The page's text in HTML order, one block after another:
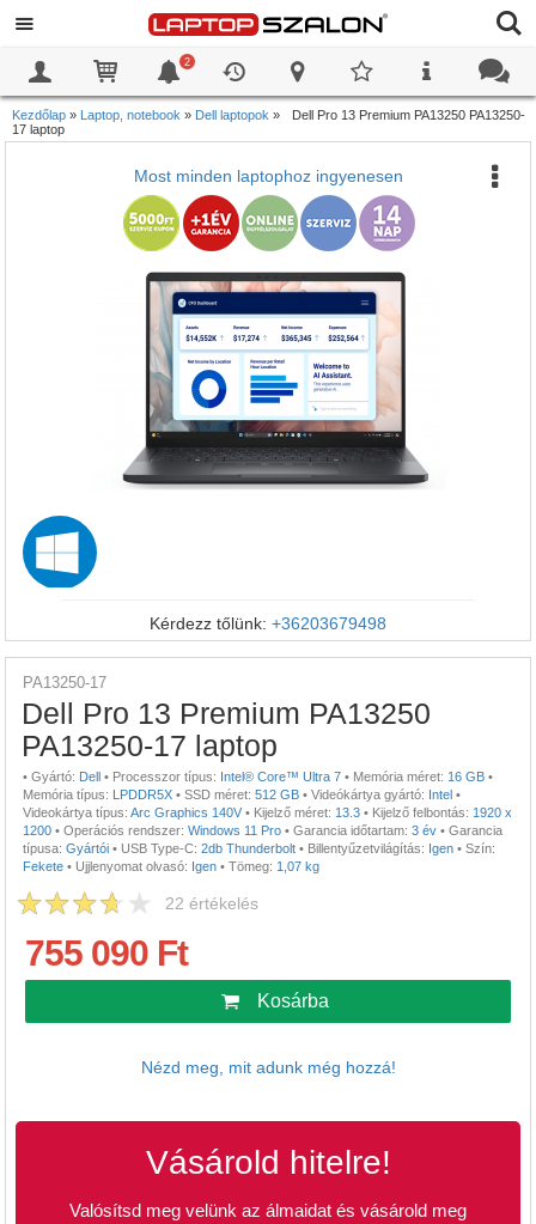
2
Kezdőlap » Laptop, notebook » Dell laptopok »
Dell Pro 13 Premium PA13250 PA13250-
17 laptop
Most minden laptophoz ingyenesen
Kérdezz tőlünk: +36203679498
PA13250-17
Dell Pro 13 Premium PA13250
PA13250-17 laptop
• Gyártó: Dell • Processzor típus: Intel® Core™ Ultra 7 • Memória méret: 16 GB •
Memória típus: LPDDR5X • SSD méret: 512 GB • Videókártya gyártó: Intel •
Videokártya típus: Arc Graphics 140V • Kijelző méret: 13.3 • Kijelző felbontás: 1920 x
1200 • Operációs rendszer: Windows 11 Pro • Garancia időtartam: 3 év • Garancia
típusa: Gyártói • USB Type-C: 2db Thunderbolt • Billentyűzetvilágítás: Igen • Szín:
Fekete • Ujjlenyomat olvasó: Igen • Tömeg: 1,07 kg
22 értékelés
755 090 Ft
Kosárba
Nézd meg, mit adunk még hozzá!
Vásárold hitelre!
Valósítsd meg velünk az álmaidat és vásárold meg
0
0